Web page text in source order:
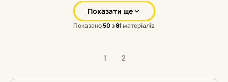
Показати ще
Показано50з81матеріалів
1 2